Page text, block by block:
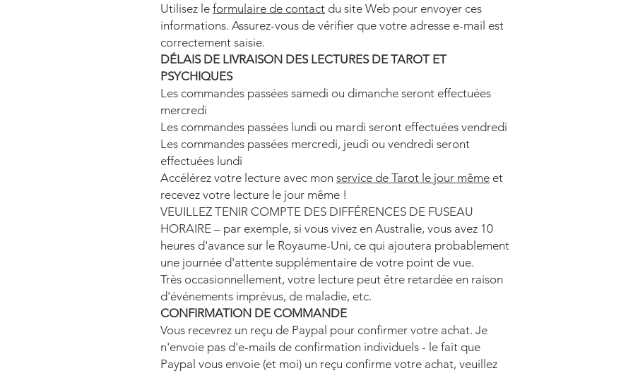
Utilisez le formulaire de contact du site Web pour envoyer ces
informations. Assurez-vous de vérifier que votre adresse e-mail est
correctement saisie.
DÉLAIS DE LIVRAISON DES LECTURES DE TAROT ET
PSYCHIQUES
Les commandes passées samedi ou dimanche seront effectuées
mercredi
Les commandes passées lundi ou mardi seront effectuées vendredi
Les commandes passées mercredi, jeudi ou vendredi seront
effectuées lundi
Accélérez votre lecture avec mon service de Tarot le jour même et
recevez votre lecture le jour même !
VEUILLEZ TENIR COMPTE DES DIFFÉRENCES DE FUSEAU
HORAIRE – par exemple, si vous vivez en Australie, vous avez 10
heures d'avance sur le Royaume-Uni, ce qui ajoutera probablement
une journée d'attente supplémentaire de votre point de vue.
Très occasionnellement, votre lecture peut être retardée en raison
d'événements imprévus, de maladie, etc.
CONFIRMATION DE COMMANDE
Vous recevrez un reçu de Paypal pour confirmer votre achat. Je
n'envoie pas d'e-mails de confirmation individuels - le fait que
Paypal vous envoie (et moi) un reçu confirme votre achat, veuillez